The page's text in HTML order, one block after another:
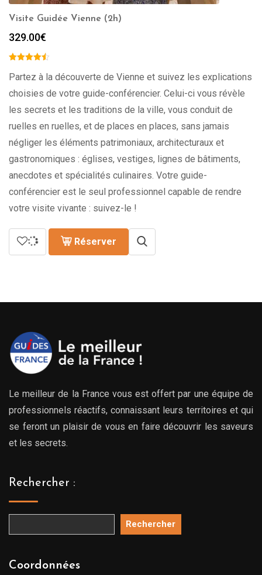
Visite Guidée Vienne (2h)
329.00€
Partez à la découverte de Vienne et suivez les explications
choisies de votre guide-conférencier. Celui-ci vous révèle
les secrets et les traditions de la ville, vous conduit de
ruelles en ruelles, et de places en places, sans jamais
négliger les éléments patrimoniaux, architecturaux et
gastronomiques : églises, vestiges, lignes de bâtiments,
anecdotes et spécialités culinaires. Votre guide-
conférencier est le seul professionnel capable de rendre
votre visite vivante : suivez-le !
Réserver
Le meilleur de la France vous est offert par une équipe de
professionnels réactifs, connaissant leurs territoires et qui
se feront un plaisir de vous en faire découvrir les saveurs
et les secrets.
Rechercher :
Rechercher
Coordonnées